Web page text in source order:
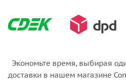
Экономьте время, выбирая
доставки в нашем магазине